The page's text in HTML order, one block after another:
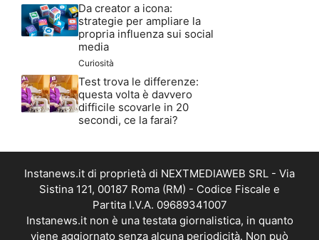
Da creator a icona:
strategie per ampliare la
propria influenza sui social
media
Curiosità
Test trova le differenze:
questa volta è davvero
difficile scovarle in 20
secondi, ce la farai?
Instanews.it di proprietà di NEXTMEDIAWEB SRL - Via
Sistina 121, 00187 Roma (RM) - Codice Fiscale e
Partita I.V.A. 09689341007
Instanews.it non è una testata giornalistica, in quanto
viene aggiornato senza alcuna periodicità. Non può